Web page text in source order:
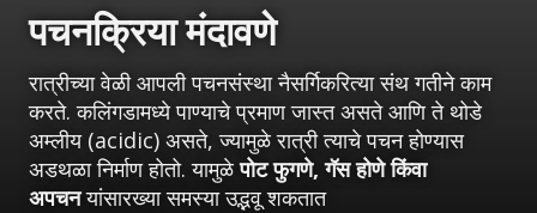
पचनक्रिया मंदावणे
रात्रीच्या वेळी आपली पचनसंस्था नैसर्गिकरित्या संथ गतीने काम
करते. कलिंगडामध्ये पाण्याचे प्रमाण जास्त असते आणि ते थोडे
अम्लीय (acidic) असते, ज्यामुळे रात्री त्याचे पचन होण्यास
अडथळा निर्माण होतो. यामुळेपोट फुगणे, गॅस होणे किंवा
अपचनयांसारख्या समस्या उद्भवू शकतात